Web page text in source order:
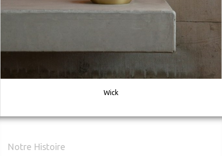
Wick
Notre Histoire